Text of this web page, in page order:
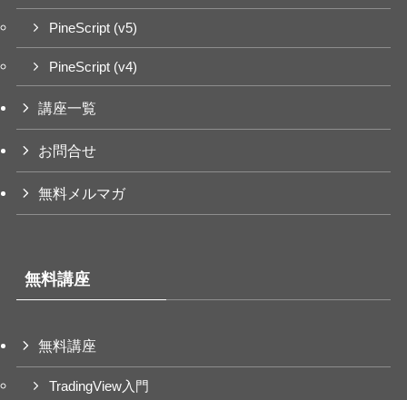
PineScript (v5)
PineScript (v4)
講座一覧
お問合せ
無料メルマガ
無料講座
無料講座
TradingView入門